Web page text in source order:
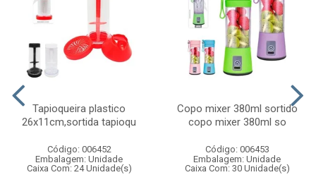
Tapioqueira plastico
26x11cm,sortida tapioqu
Código: 006452
Embalagem: Unidade
Caixa Com: 24 Unidade(s)
Copo mixer 380ml sortido
copo mixer 380ml so
Código: 006453
Embalagem: Unidade
Caixa Com: 30 Unidade(s)